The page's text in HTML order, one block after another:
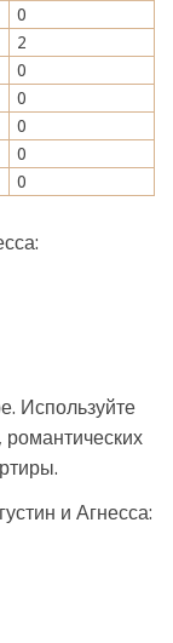
0
2
0
0
0
0
0
Используйте
и Агнесса: